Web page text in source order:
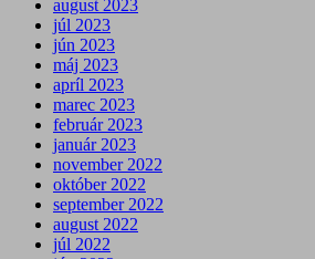
august 2023
júl 2023
jún 2023
máj 2023
apríl 2023
marec 2023
február 2023
január 2023
november 2022
október 2022
september 2022
august 2022
júl 2022